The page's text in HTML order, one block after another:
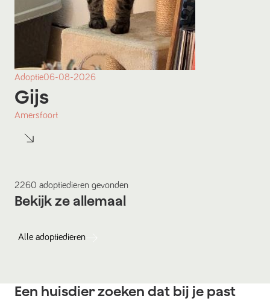
Adoptie06-08-2026
Gijs
Amersfoort
2260 adoptiedieren gevonden
Bekijk ze allemaal
Alle adoptiedieren
Een huisdier zoeken dat bij je past